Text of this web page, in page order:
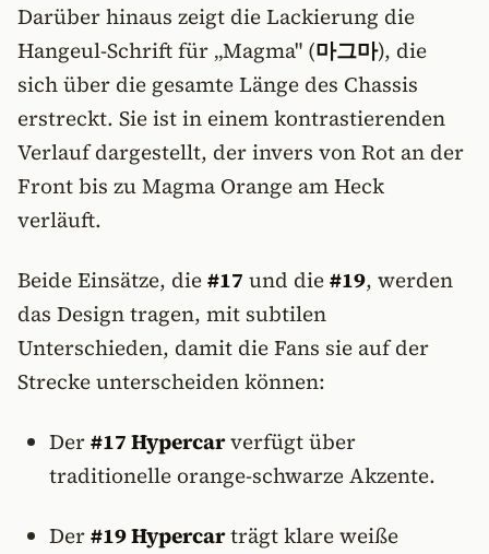
Darüber hinaus zeigt die Lackierung die
Hangeul-Schrift für „Magma" (마그마), die
sich über die gesamte Länge des Chassis
erstreckt. Sie ist in einem kontrastierenden
Verlauf dargestellt, der invers von Rot an der
Front bis zu Magma Orange am Heck
verläuft.
Beide Einsätze, die#17 und die#19, werden
das Design tragen, mit subtilen
Unterschieden, damit die Fans sie auf der
Strecke unterscheiden können:
Der#17 Hypercarverfügt über
traditionelle orange-schwarze Akzente.
Der#19 Hypercarträgt klare weiße